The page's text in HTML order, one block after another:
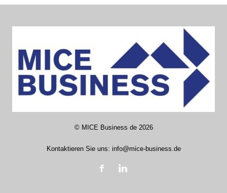
© MICE Business de2026
Kontaktieren Sie uns: info@mice-business.de